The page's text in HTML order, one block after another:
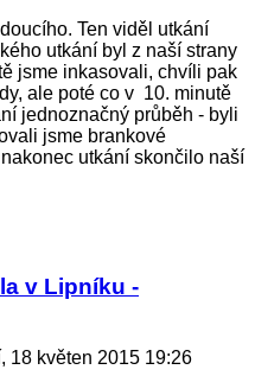
Ten viděl utkání
utkání byl z naší strany
jsme inkasovali, chvíli pak
ale poté co v 10. minutě
jednoznačný průběh - byli
jsme brankové
utkání skončilo naší
v Lipníku -
18 květen 2015 19:26